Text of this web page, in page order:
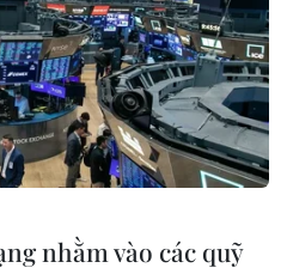
sẽ "đốt cháy" mọi
không chỉ đấu trí trên
qua cái nóng kỷ lục để
bình thường xuyên
đấu năm 2026 đang
bản "nóng bỏng"
vào năm 1994.
nhằm vào các quỹ